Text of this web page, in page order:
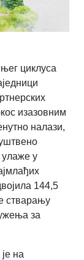
циклуса
изазовним
налази,
у
144,5
стварању
за
на